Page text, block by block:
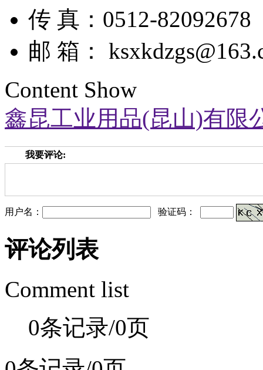
传 真：0512-82092678
邮 箱：
Content Show
鑫昆工业用品(昆山)有限
我要评论:
用户名： 验证码：
评论列表
Comment list
0条记录/0页